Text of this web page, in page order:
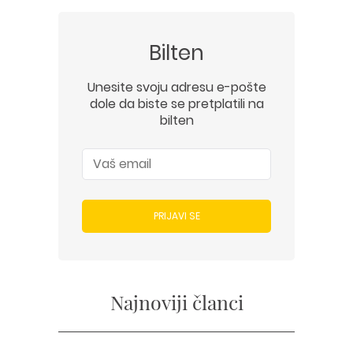
Bilten
Unesite svoju adresu e-pošte
dole da biste se pretplatili na
bilten
PRIJAVI SE
Najnoviji članci